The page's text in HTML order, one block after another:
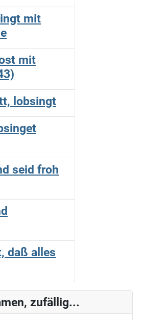
mit
mit
lobsingt
seid froh
daß alles
zufällig...